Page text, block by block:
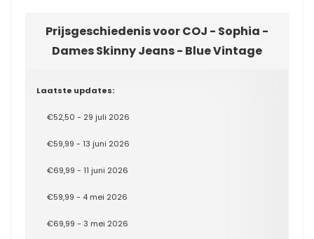
Prijsgeschiedenis voor COJ - Sophia -
Dames Skinny Jeans - Blue Vintage
Laatste updates:
€52,50 - 29 juli 2026
€59,99 - 13 juni 2026
€69,99 - 11 juni 2026
€59,99 - 4 mei 2026
€69,99 - 3 mei 2026